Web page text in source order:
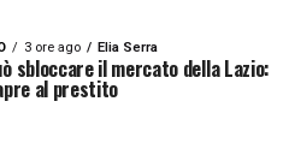
3 ore ago Elia Serra
sbloccare il mercato della Lazio:
al prestito